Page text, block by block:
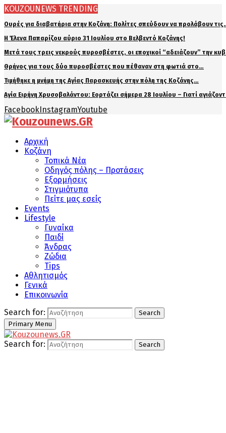
KOUZOUNEWS TRENDING
Ουρές για διαβατήρια στην Κοζάνη: Πολίτες σπεύδουν να προλάβουν
Η Έλενα Παπαρίζου αύριο 31 Ιουλίου στο Βελβεντό Κοζάνης!
Μετά τους τρεις νεκρούς πυροσβέστες, οι εποχικοί “αδειάζουν” την
Θρήνος για τους δύο πυροσβέστες που πέθαναν στη φωτιά στο…
Τιμήθηκε η μνήμη της Αγίας Παρασκευής στην πόλη της Κοζάνης…
Αγία Ειρήνη Χρυσοβαλάντου: Εορτάζει σήμερα 28 Ιουλίου – Γιατί
FacebookInstagramYoutube
Αρχική
Κοζάνη
Τοπικά Νέα
Οδηγός πόλης – Προτάσεις
Εξορμήσεις
Στιγμιότυπα
Πείτε μας εσείς
Events
Lifestyle
Γυναίκα
Παιδί
Άνδρας
Ζώδια
Tips
Αθλητισμός
Γενικά
Επικοινωνία
Search for:
Search
Primary Menu
Search for: Search